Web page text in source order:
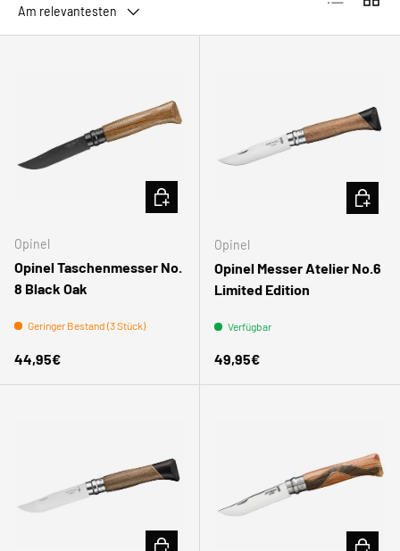
Am relevantesten
Opinel
Opinel Taschenmesser No.
8 Black Oak
Geringer Bestand (3 Stück)
Normaler Preis
44,95€
IN DEN WARENKORB
Opinel
Opinel Messer Atelier No.6
Limited Edition
Verfügbar
Normaler Preis
49,95€
IN DEN
IN DEN WARENKORB IN DEN